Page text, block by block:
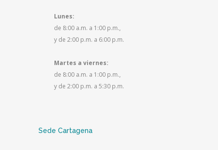
Lunes:
de 8:00 a.m. a 1:00 p.m.,
y de 2:00 p.m. a 6:00 p.m.
Martes a viernes:
de 8:00 a.m. a 1:00 p.m.,
y de 2:00 p.m. a 5:30 p.m.
Sede Cartagena